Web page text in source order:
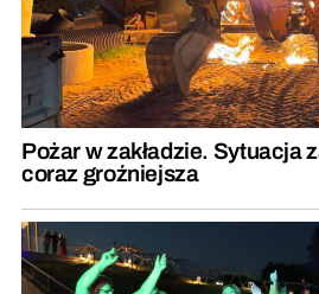
Pożar w zakładzie. Sytuacja
coraz groźniejsza